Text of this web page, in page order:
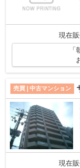
現在
売買 | 中古マンション
現在